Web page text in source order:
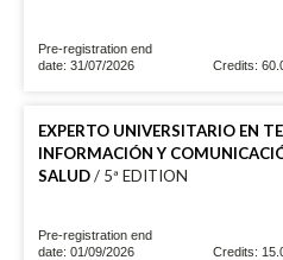
Pre-registration end
date: 31/07/2026
Credits:
EXPERTO UNIVERSITARIO EN
INFORMACIÓN Y
SALUD/ 5ª EDITION
Pre-registration end
date: 01/09/2026
Credits: